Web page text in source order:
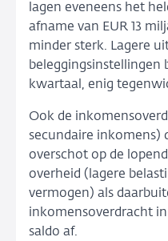
lagen eveneens het
afname van EUR 13
minder sterk. Lagere
beleggingsinstellingen
kwartaal, enig
Ook de
secundaire inkomens)
overschot op de
overheid (lagere
vermogen) als
inkomensoverdracht
saldo af.